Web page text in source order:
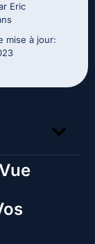
Eric
mise à jour: